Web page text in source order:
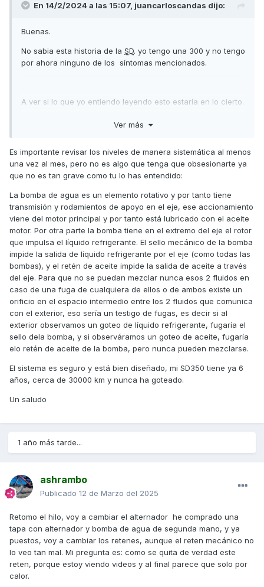
En 14/2/2024 a las 15:07, juancarloscandas dijo:
Buenas.
No sabia esta historia de la SD. yo tengo una 300 y no tengo
por ahora ninguno de los síntomas mencionados.
A ver si lo que yo entiendo leyendo esto estaría en lo cierto.
Uno el de la bomba.
síntoma: perdida de liquido refrigerante por el orificio
citado, con la cual bajada de liquido, si no se vigila
periódicamente el nivel , puedes quedar sin liquido
refrigerante y todos sabemos las posibles causas.
El otro reten:
Este seria el mas peligroso, síntoma mezcla de aceite y
liquido refrigerante, solo tendríamos bajada de nivel del
liquido refrigerante pero no de aceite, pero si
observaríamos que el aceite cogería el tipico color
mayonesa que coge cuando se mezcla aceite con el
liquido refrigerante.
Con lo cual lo importante es revisar periódicamente ambos
niveles, para poder detectar estas anomalías.
Estoy en lo cierto?
Ver más
Es importante revisar los niveles de manera sistemática al menos
una vez al mes, pero no es algo que tenga que obsesionarte ya
que no es tan grave como tu lo has entendido:
La bomba de agua es un elemento rotativo y por tanto tiene
transmisión y rodamientos de apoyo en el eje, ese accionamiento
viene del motor principal y por tanto está lubricado con el aceite
motor. Por otra parte la bomba tiene en el extremo del eje el rotor
que impulsa el líquido refrigerante. El sello mecánico de la bomba
impide la salida de líquido refrigerante por el eje (como todas las
bombas), y el retén de aceite impide la salida de aceite a través
del eje. Para que no se puedan mezclar nunca esos 2 fluidos en
caso de una fuga de cualquiera de ellos o de ambos existe un
orificio en el espacio intermedio entre los 2 fluidos que comunica
con el exterior, eso sería un testigo de fugas, es decir si al
exterior observamos un goteo de líquido refrigerante, fugaría el
sello dela bomba, y si observáramos un goteo de aceite, fugaría
elo retén de aceite de la bomba, pero nunca pueden mezclarse.
El sistema es seguro y está bien diseñado, mi SD350 tiene ya 6
años, cerca de 30000 km y nunca ha goteado.
Un saludo
1 año más tarde...
ashrambo
Publicado 12 de Marzo del 2025
Retomo el hilo, voy a cambiar el alternador he comprado una
tapa con alternador y bomba de agua de segunda mano, y ya
puestos, voy a cambiar los retenes, aunque el reten mecánico no
lo veo tan mal. Mi pregunta es: como se quita de verdad este
reten, porque estoy viendo videos y al final parece que solo por
calor.